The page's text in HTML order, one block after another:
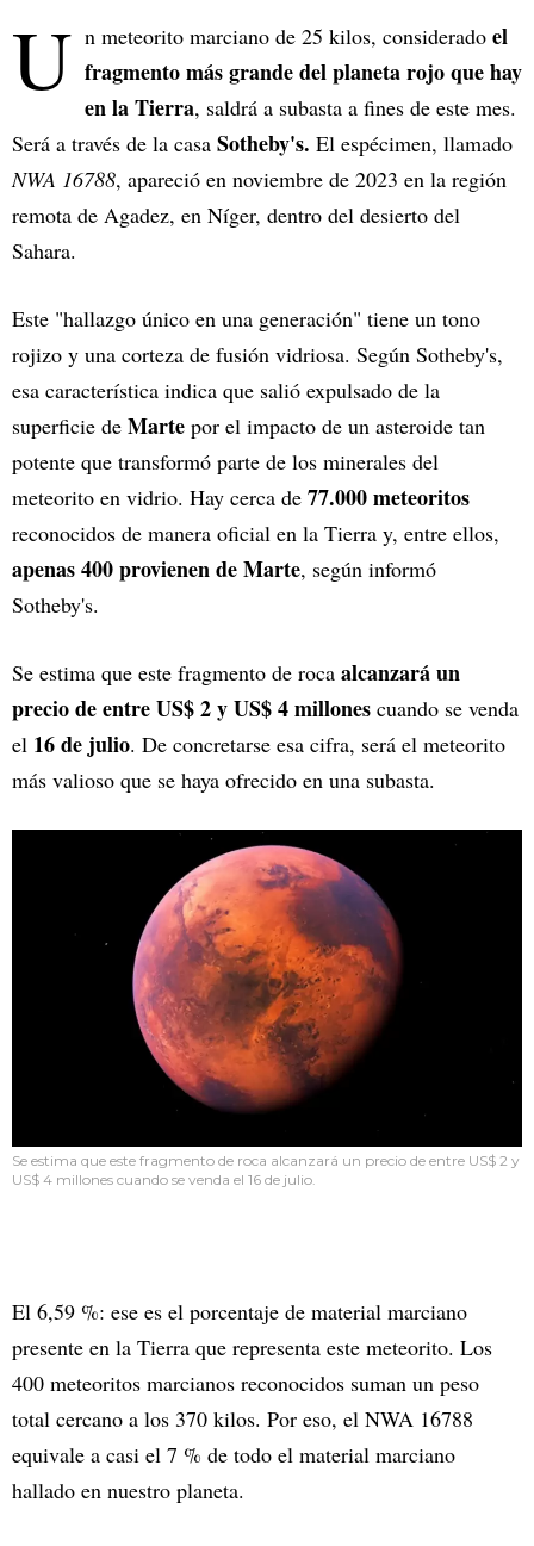
U n meteorito marciano de 25 kilos, considerado el
fragmento más grande del planeta rojo que hay
en la Tierra, saldrá a subasta a fines de este mes.
Será a través de la casa Sotheby's. El espécimen, llamado
NWA 16788, apareció en noviembre de 2023 en la región
remota de Agadez, en Níger, dentro del desierto del
Sahara.
Este "hallazgo único en una generación" tiene un tono
rojizo y una corteza de fusión vidriosa. Según Sotheby's,
esa característica indica que salió expulsado de la
superficie de Marte por el impacto de un asteroide tan
potente que transformó parte de los minerales del
meteorito en vidrio. Hay cerca de 77.000 meteoritos
reconocidos de manera oficial en la Tierra y, entre ellos,
apenas 400 provienen de Marte, según informó
Sotheby's.
Se estima que este fragmento de roca alcanzará un
precio de entre US$ 2 y US$ 4 millones cuando se venda
el 16 de julio. De concretarse esa cifra, será el meteorito
más valioso que se haya ofrecido en una subasta.
Se estima que este fragmento de roca alcanzará un precio de entre US$ 2 y
US$ 4 millones cuando se venda el 16 de julio.
El 6,59 %: ese es el porcentaje de material marciano
presente en la Tierra que representa este meteorito. Los
400 meteoritos marcianos reconocidos suman un peso
total cercano a los 370 kilos. Por eso, el NWA 16788
equivale a casi el 7 % de todo el material marciano
hallado en nuestro planeta.